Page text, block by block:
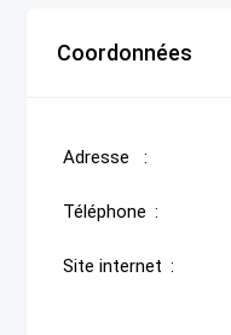
Coordonnées
Adresse
Téléphone
Site internet